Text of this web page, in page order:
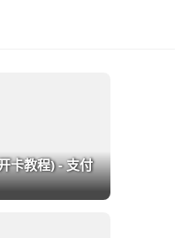
卡教程) - 支付